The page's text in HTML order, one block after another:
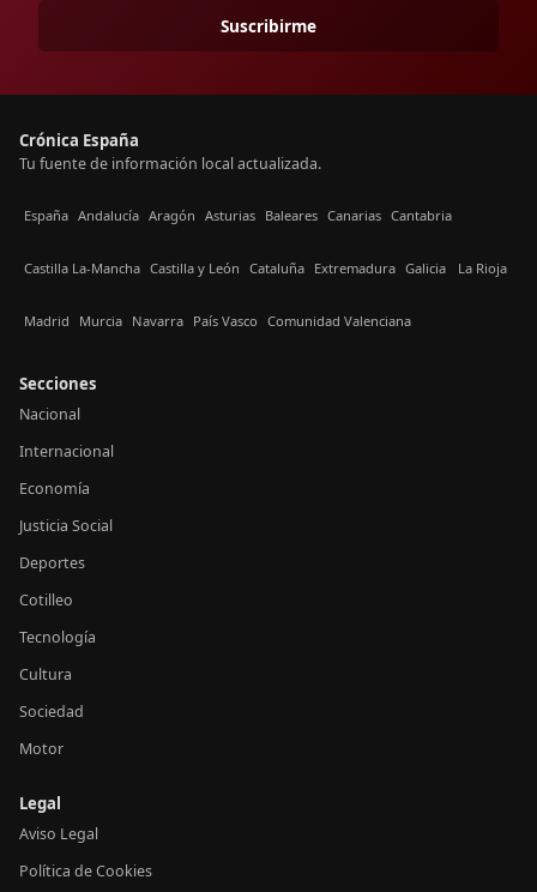
Suscribirme
Crónica España
Tu fuente de información local actualizada.
España Andalucía Aragón Asturias Baleares Canarias Cantabria
Castilla La-Mancha Castilla y León Cataluña Extremadura Galicia La Rioja
Madrid Murcia Navarra País Vasco Comunidad Valenciana
Secciones
Nacional
Internacional
Economía
Justicia Social
Deportes
Cotilleo
Tecnología
Cultura
Sociedad
Motor
Legal
Aviso Legal
Política de Cookies